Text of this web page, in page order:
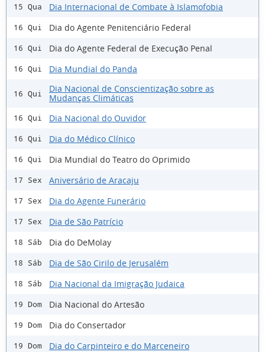
15 Qua Dia Internacional de Combate à Islamofobia
16 Qui Dia do Agente Penitenciário Federal
16 Qui Dia do Agente Federal de Execução Penal
16 Qui Dia Mundial do Panda
16 Qui
Dia Nacional de Conscientização sobre as
Mudanças Climáticas
16 Qui Dia Nacional do Ouvidor
16 Qui Dia do Médico Clínico
16 Qui Dia Mundial do Teatro do Oprimido
17 Sex Aniversário de Aracaju
17 Sex Dia do Agente Funerário
17 Sex Dia de São Patrício
18 Sáb Dia do DeMolay
18 Sáb Dia de São Cirilo de Jerusalém
18 Sáb Dia Nacional da Imigração Judaica
19 Dom Dia Nacional do Artesão
19 Dom Dia do Consertador
19 Dom Dia do Carpinteiro e do Marceneiro